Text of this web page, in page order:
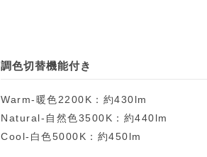
調色切替機能付き
Warm-暖色2200K：約430lm
Natural-自然色3500K：約440lm
Cool-白色5000K：約450lm